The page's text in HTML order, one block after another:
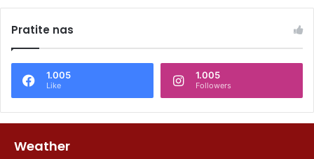
Pratite nas
1.005
Like
1.005
Followers
Weather